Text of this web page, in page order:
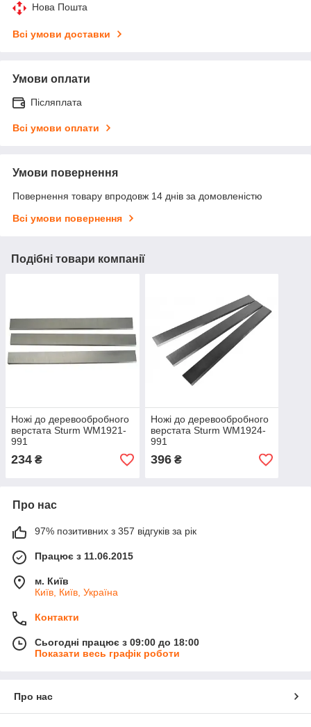
Нова Пошта
Всі умови доставки
Умови оплати
Післяплата
Всі умови оплати
Умови повернення
Повернення товару впродовж 14 днів за домовленістю
Всі умови повернення
Подібні товари компанії
Ножі до деревообробного
верстата Sturm WM1921-
991
234 ₴
Ножі до деревообробного
верстата Sturm WM1924-
991
396₴
Про нас
97% позитивних з 357 відгуків за рік
Працює з 11.06.2015
м. Київ
Київ, Київ, Україна
Контакти
Сьогодні працює з 09:00 до 18:00
Показати весь графік роботи
Про нас